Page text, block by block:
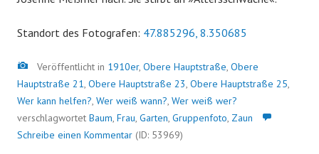
Standort des Fotografen: 47.885296, 8.350685
Bild
Veröffentlicht in 1910er, Obere Hauptstraße, Obere
Hauptstraße 21, Obere Hauptstraße 23, Obere Hauptstraße 25,
Wer kann helfen?, Wer weiß wann?, Wer weiß wer?
verschlagwortet Baum, Frau, Garten, Gruppenfoto, Zaun
Schreibe einen Kommentar (ID: 53969)